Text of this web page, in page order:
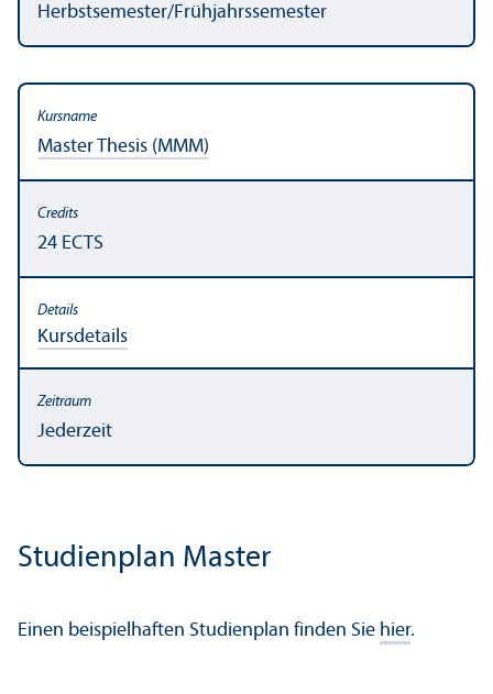
Herbstsemester/Frühjahrssemester
Master Thesis (MMM)
24 ECTS
Kursdetails
Jederzeit
Studien­plan Master
Einen beispielhaften Studien­plan finden Sie hier.